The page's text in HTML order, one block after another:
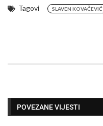
Tagovi SLAVEN KOVAČEVIĆ
POVEZANE VIJESTI